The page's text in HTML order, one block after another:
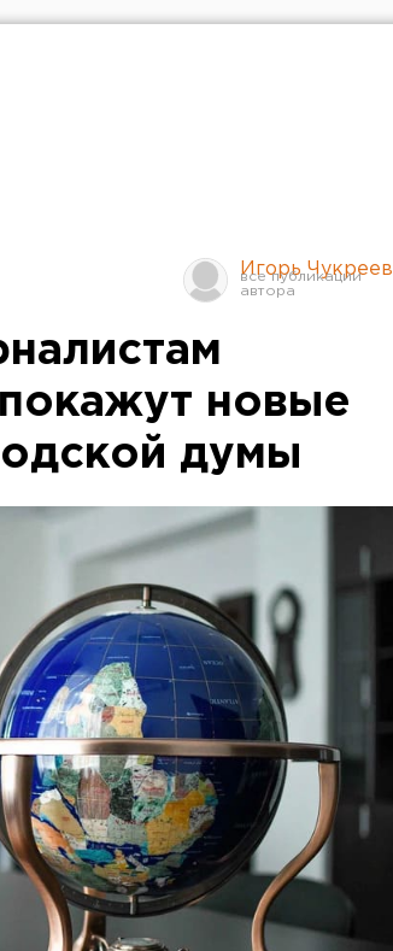
Игорь Чукреев
новые
думы